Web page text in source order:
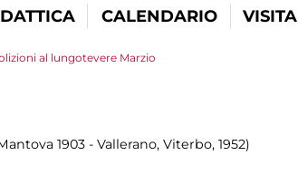
CALENDARIO VISITA
al lungotevere Marzio
1903 - Vallerano, Viterbo, 1952)